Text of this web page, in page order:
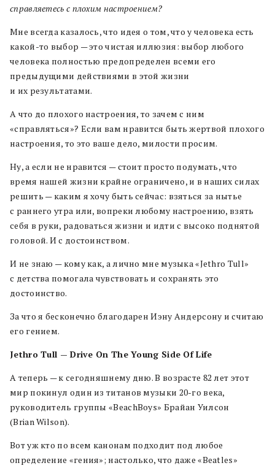
справляетесь с плохим настроением?
Мне всегда казалось, что идея о том, что у человека есть
какой-то выбор — это чистая иллюзия: выбор любого
человека полностью предопределен всеми его
предыдущими действиями в этой жизни
и их результатами.
А что до плохого настроения, то зачем с ним
«справляться»? Если вам нравится быть жертвой плохого
настроения, то это ваше дело, милости просим.
Ну, а если не нравится — стоит просто подумать, что
время нашей жизни крайне ограничено, и в наших силах
решить — каким я хочу быть сейчас: взяться за нытье
с раннего утра или, вопреки любому настроению, взять
себя в руки, радоваться жизни и идти с высоко поднятой
головой. И с достоинством.
И не знаю — кому как, а лично мне музыка «Jethro Tull»
с детства помогала чувствовать и сохранять это
достоинство.
За что я бесконечно благодарен Иэну Андерсону и считаю
его гением.
Jethro Tull — Drive On The Young Side Of Life
А теперь — к сегодняшнему дню. В возрасте 82 лет этот
мир покинул один из титанов музыки 20-го века,
руководитель группы «BeachBoys» Брайан Уилсон
(Brian Wilson).
Вот уж кто по всем канонам подходит под любое
определение «гения»; настолько, что даже «Beatles»